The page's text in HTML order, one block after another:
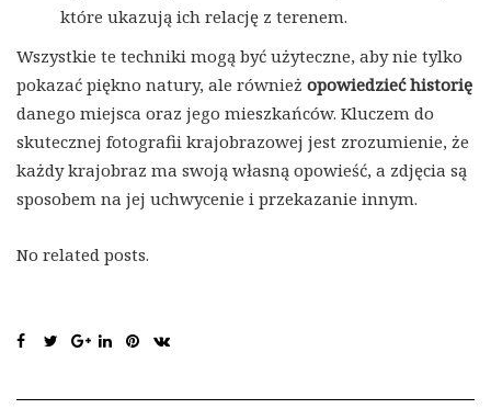
które ukazują ich relację z terenem.
Wszystkie te techniki mogą być użyteczne, aby nie tylko
pokazać piękno natury, ale również opowiedzieć historię
danego miejsca oraz jego mieszkańców. Kluczem do
skutecznej fotografii krajobrazowej jest zrozumienie, że
każdy krajobraz ma swoją własną opowieść, a zdjęcia są
sposobem na jej uchwycenie i przekazanie innym.
No related posts.